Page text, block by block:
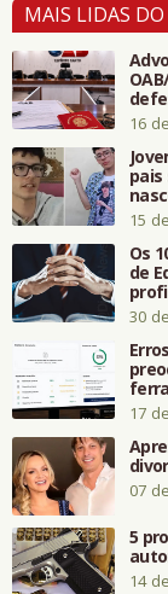
MAIS LIDAS DO
16
pais
15
Os
de
30
17
07
5
14